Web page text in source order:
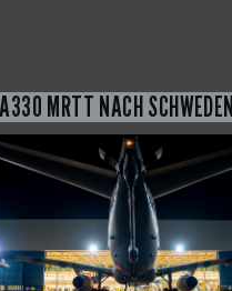
MRTT NACH SCHWEDEN